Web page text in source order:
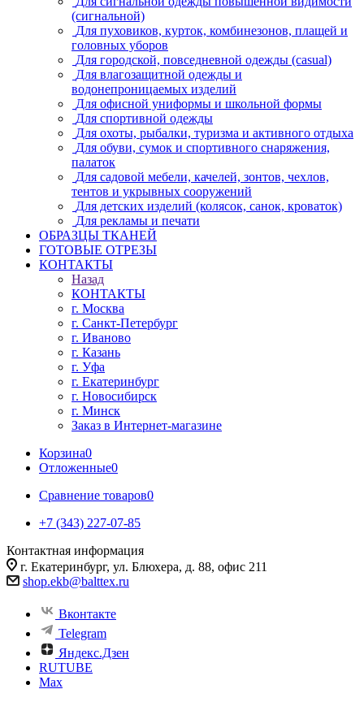
(сигнальной)
Для пуховиков, курток, комбинезонов, плащей и
головных уборов
Для городской, повседневной одежды (casual)
Для влагозащитной одежды и
водонепроницаемых изделий
Для офисной униформы и школьной формы
Для спортивной одежды
Для охоты, рыбалки, туризма и активного отдыха
Для обуви, сумок и спортивного снаряжения,
палаток
Для садовой мебели, качелей, зонтов, чехлов,
тентов и укрывных сооружений
Для детских изделий (колясок, санок, кроваток)
Для рекламы и печати
ОБРАЗЦЫ ТКАНЕЙ
ГОТОВЫЕ ОТРЕЗЫ
КОНТАКТЫ
Назад
КОНТАКТЫ
г. Москва
г. Санкт-Петербург
г. Иваново
г. Казань
г. Уфа
г. Екатеринбург
г. Новосибирск
г. Минск
Заказ в Интернет-магазине
Корзина0
Отложенные0
Сравнение товаров0
+7 (343) 227-07-85
Контактная информация
г. Екатеринбург, ул. Блюхера, д. 88, офис 211
shop.ekb@balttex.ru
Вконтакте
Telegram
Яндекс.Дзен
RUTUBE
Max